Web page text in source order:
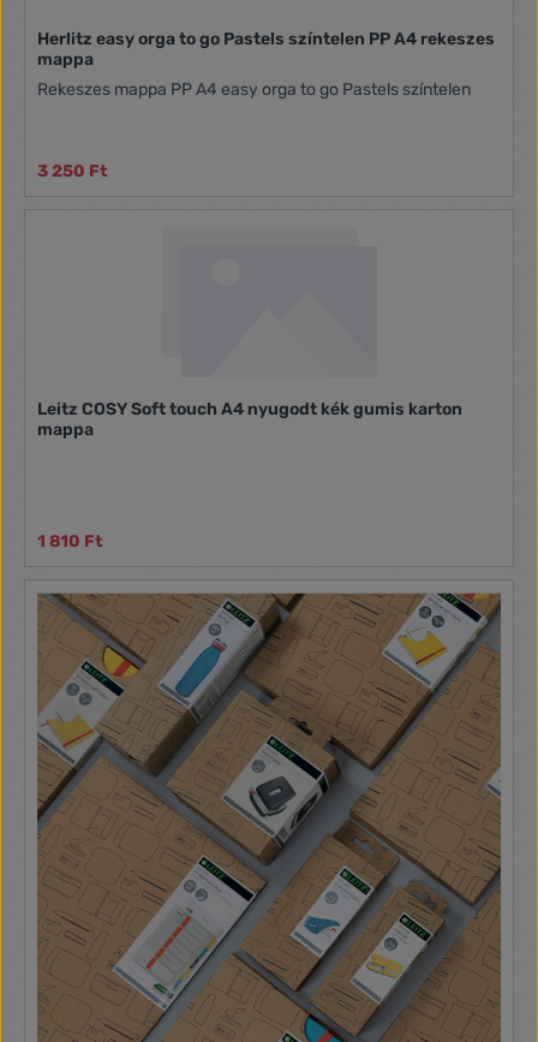
Herlitz easy orga to go Pastels színtelen PP A4 rekeszes
mappa
Rekeszes mappa PP A4 easy orga to go Pastels színtelen
3 250 Ft
Leitz COSY Soft touch A4 nyugodt kék gumis karton
mappa
1 810 Ft